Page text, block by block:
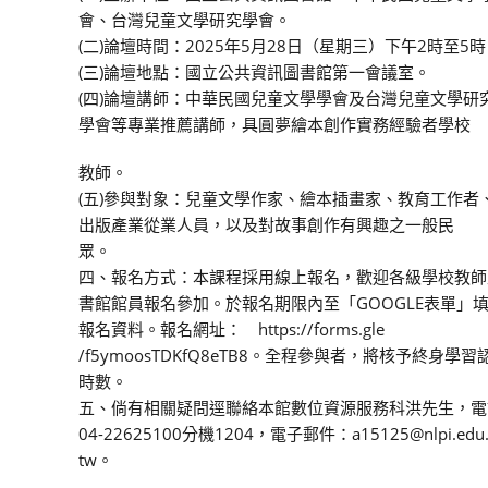
會、台灣兒童文學研究學會。
(二)論壇時間：2025年5月28日（星期三）下午2時至5時
(三)論壇地點：國立公共資訊圖書館第一會議室。
(四)論壇講師：中華民國兒童文學學會及台灣兒童文學研
學會等專業推薦講師，具圓夢繪本創作實務經驗者學校
教師。
(五)參與對象：兒童文學作家、繪本插畫家、教育工作者
出版產業從業人員，以及對故事創作有興趣之一般民
眾。
四、報名方式：本課程採用線上報名，歡迎各級學校教
書館館員報名參加。於報名期限內至「GOOGLE表單」
報名資料。報名網址： https://forms.gle
/f5ymoosTDKfQ8eTB8。全程參與者，將核予終身學習
時數。
五、倘有相關疑問逕聯絡本館數位資源服務科洪先生，電
04-22625100分機1204，電子郵件：a15125@nlpi.edu.
tw。